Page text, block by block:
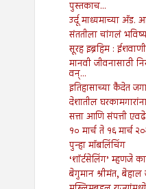
पुस्तकाच...
उर्दू माध्यमाच्या अ‍ॅड.
संततीला चांगलं
सूरह इब्रहिम :
मानवी जीवनासाठी
वन्...
इतिहासाच्या कैदेत
देशातील
सत्ता आणि संपत्ती
१० मार्च ते १६ मार्च
पुन्हा मॉबलिंचिंग
‘शॉर्टसेलिंग’ म्हणजे
बेगुमान श्रीमंत, बेहाल